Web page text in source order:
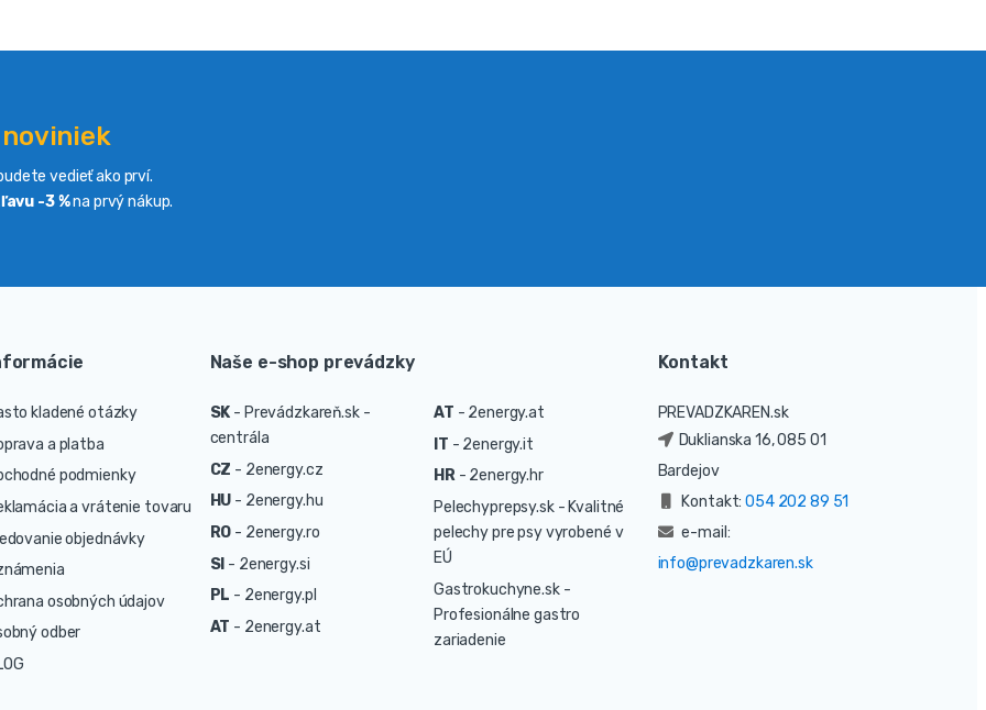
vedieť ako prví.
-3 %na prvý nákup.
kladené otázky
a platba
podmienky
a vrátenie tovaru
objednávky
osobných údajov
odber
Naše e-shop prevádzky
SK - Prevádzkareň.sk -
centrála
CZ - 2energy.cz
HU - 2energy.hu
RO - 2energy.ro
SI - 2energy.si
PL - 2energy.pl
AT - 2energy.at
AT - 2energy.at
IT - 2energy.it
HR- 2energy.hr
Pelechyprepsy.sk - Kvalitné
pelechy pre psy vyrobené v
EÚ
Gastrokuchyne.sk -
Profesionálne gastro
zariadenie
Kontakt
PREVADZKAREN.sk
Duklianska 16, 085 01
Bardejov
Kontakt:054 202 89 51
e-mail:
info@prevadzkaren.sk